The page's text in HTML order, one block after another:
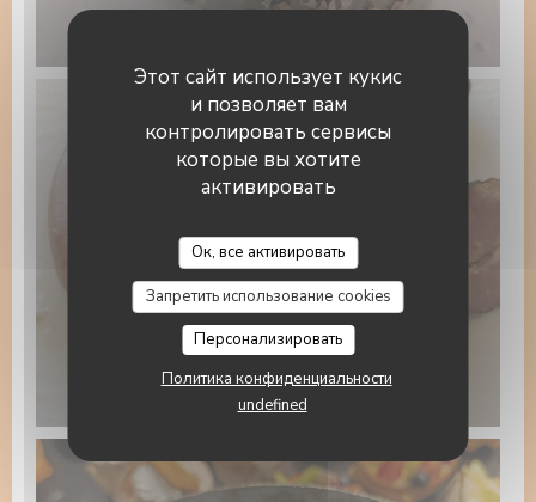
Этот сайт использует кукис
и позволяет вам
контролировать сервисы
которые вы хотите
активировать
Ок, все активировать
Запретить использование cookies
Персонализировать
Политика конфиденциальности
undefined
choucr.jpg
La Table du Pâtissier